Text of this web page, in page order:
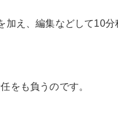
え、編集などして10
をも負うのです。